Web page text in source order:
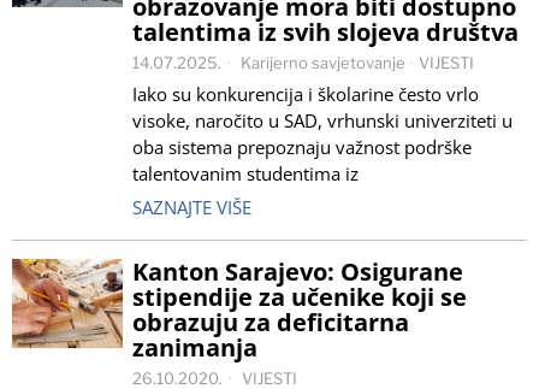
obrazovanje mora biti dostupno
talentima iz svih slojeva društva
14.07.2025. Karijerno savjetovanje · VIJESTI
Iako su konkurencija i školarine često vrlo
visoke, naročito u SAD, vrhunski univerziteti u
oba sistema prepoznaju važnost podrške
talentovanim studentima iz
SAZNAJTE VIŠE
Kanton Sarajevo: Osigurane
stipendije za učenike koji se
obrazuju za deficitarna
zanimanja
26.10.2020. VIJESTI